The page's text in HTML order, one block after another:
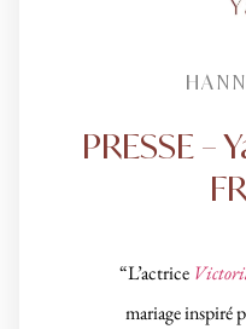
PRESSE –
“L’actrice
mariage inspiré